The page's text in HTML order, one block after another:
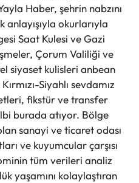
Haber, şehrin nabzını
anlayışıyla okurlarıyla
Saat Kulesi ve Gazi
Çorum Valiliği ve
siyaset kulisleri anbean
Siyahlı sevdamız
fikstür ve transfer
burada atıyor. Bölge
sanayi ve ticaret odası
ve kuyumcular çarşısı
tüm verileri analiz
yaşamını kolaylaştıran